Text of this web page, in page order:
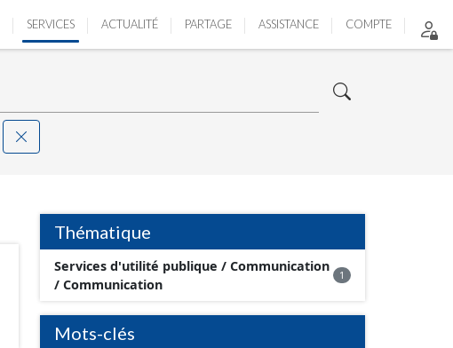
SERVICES ACTUALITÉ PARTAGE ASSISTANCE COMPTE
Thématique
Services d'utilité publique / Communication
/ Communication
1
Mots-clés